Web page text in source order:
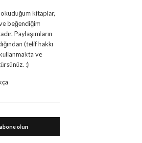
kitaplar,
beğendiğim
Paylaşımların
(telif hakkı
ve
:)
olun